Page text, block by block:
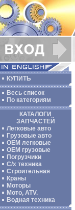
КУПИТЬ
Весь список
По категориям
КАТАЛОГИ
ЗАПЧАСТЕЙ
Легковые авто
Грузовые авто
ОЕМ легковые
OEM грузовые
Погрузчики
С/х техника
Строительная
Краны
Моторы
Мото, ATV.
Водная техника